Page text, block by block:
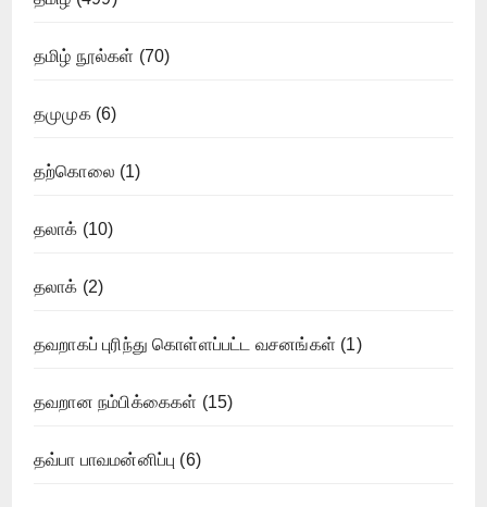
தமிழ் நூல்கள் (70)
தமுமுக(6)
தற்கொலை (1)
தலாக் (10)
தலாக் (2)
தவறாகப் புரிந்து கொள்ளப்பட்ட வசனங்கள் (1)
தவறான நம்பிக்கைகள் (15)
தவ்பா பாவமன்னிப்பு (6)